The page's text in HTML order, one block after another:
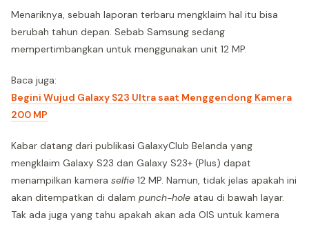
Menariknya, sebuah laporan terbaru mengklaim hal itu bisa
berubah tahun depan. Sebab Samsung sedang
mempertimbangkan untuk menggunakan unit 12 MP.
Baca juga:
Begini Wujud Galaxy S23 Ultra saat Menggendong Kamera
200 MP
Kabar datang dari publikasi GalaxyClub Belanda yang
mengklaim Galaxy S23 dan Galaxy S23+ (Plus) dapat
menampilkan kamera selfie 12 MP. Namun, tidak jelas apakah ini
akan ditempatkan di dalam punch-hole atau di bawah layar.
Tak ada juga yang tahu apakah akan ada OIS untuk kamera